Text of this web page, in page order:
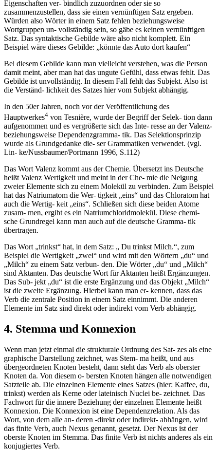
Eigenschaften ver- bindlich zuzuordnen oder sie so
zusammenzustellen, dass sie einen vernünftigen Satz ergeben.
Würden also Wörter in einem Satz fehlen beziehungsweise
Wortgruppen un- vollständig sein, so gäbe es keinen vernünftigen
Satz. Das syntaktische Gebilde wäre also nicht komplett. Ein
Beispiel wäre dieses Gebilde: „könnte das Auto dort kaufen“
Bei diesem Gebilde kann man vielleicht verstehen, was die Person
damit meint, aber man hat das ungute Gefühl, dass etwas fehlt. Das
Gebilde ist unvollständig. In diesem Fall fehlt das Subjekt. Also ist
die Verständ- lichkeit des Satzes hier vom Subjekt abhängig.
In den 50er Jahren, noch vor der Veröffentlichung des
Hauptwerkes4 von Tesnière, wurde der Begriff der Selek- tion dann
aufgenommen und es vergrößerte sich das Inte- resse an der Valenz-
beziehungsweise Dependenzgramma- tik. Das Selektionsprinzip
wurde als Grundgedanke die- ser Grammatiken verwendet. (vgl.
Lin- ke/Nussbaumer/Portmann 1996, S.112)
Das Wort Valenz kommt aus der Chemie. Übersetzt ins Deutsche
heißt Valenz Wertigkeit und meint in der Che- mie die Neigung
zweier Elemente sich zu einem Molekül zu verbinden. Zum Beispiel
hat das Natriumatom die Wer- tigkeit „eins“ und das Chloratom hat
auch die Wertig- keit „eins“. Schließen sich diese beiden Atome
zusam- men, ergibt es ein Natriumchloridmolekül. Diese chemi-
sche Grundregel kann man auch auf die deutsche Gramma- tik
übertragen.
Das Wort „trinkst“ hat, in dem Satz: „ Du trinkst Milch.“, zum
Beispiel die Wertigkeit „zwei“ und wird mit den Wörtern „du“ und
„Milch“ zu einem Satz verbun- den. Die Wörter „du“ und „Milch“
sind Aktanten. Das deutsche Wort für Aktanten heißt Ergänzungen.
Das Sub- jekt „du“ ist die erste Ergänzung und das Objekt „Milch“
ist die zweite Ergänzung. Hierbei kann man er- kennen, dass das
Verb die zentrale Position in einem Satz einnimmt. Die anderen
Elemente im Satz sind direkt oder indirekt vom Verb abhängig.
4. Stemma und Konnexion
Wenn man jetzt einmal die strukturale Ordnung des Sat- zes als eine
graphische Darstellung zeichnet, was Stem- ma heißt, und aus
übergeordneten Knoten besteht, dann steht das Verb als oberster
Knoten da. Von diesem o- bersten Knoten hängen alle notwendigen
Satzteile ab. Die einzelnen Elemente eines Satzes (hier: Kaffee, du,
trinkst) werden als Kerne oder lateinisch Nuclei be- zeichnet. Das
Fachwort für die innere Beziehung der einzelnen Elemente heißt
Konnexion. Die Konnexion ist eine Dependenzrelation. Als das
Wort, von dem alle an- deren -direkt oder indirekt- abhängen, wird
das finite Verb, auch Nexus genannt, gesetzt. Der Nexus ist der
oberste Knoten im Stemma. Das finite Verb ist nichts anderes als ein
konjugiertes Verb.